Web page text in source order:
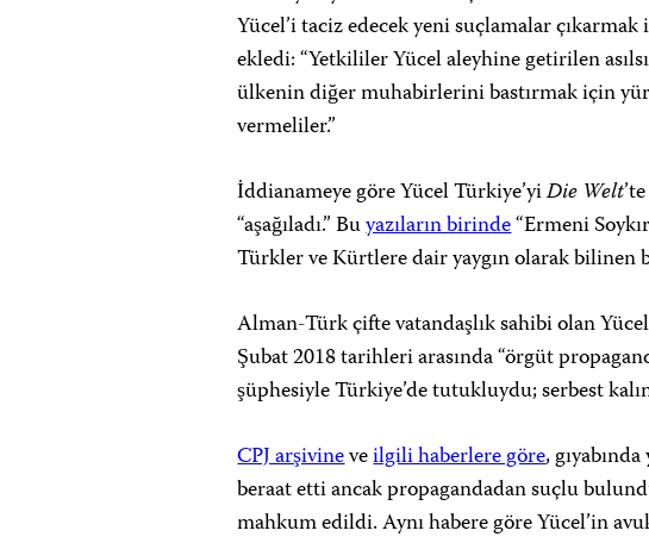
Yücel’i taciz edecek yeni suçlamalar
ekledi: “Yetkililer Yücel aleyhine getirilen
ülkenin diğer muhabirlerini bastırmak için
vermeliler.”
İddianameye göre Yücel Türkiye’yiDie Welt
“aşağıladı.” Buyazıların birinde“Ermeni
Türkler ve Kürtlere dair yaygın olarak bilinen
Alman-Türk çifte vatandaşlık sahibi olan
Şubat 2018 tarihleri arasında “örgüt
şüphesiyle Türkiye’de tutukluydu; serbest
CPJ arşivineveilgili haberlere göre,
beraat etti ancak propagandadan suçlu
mahkum edildi. Aynı habere göre Yücel’in